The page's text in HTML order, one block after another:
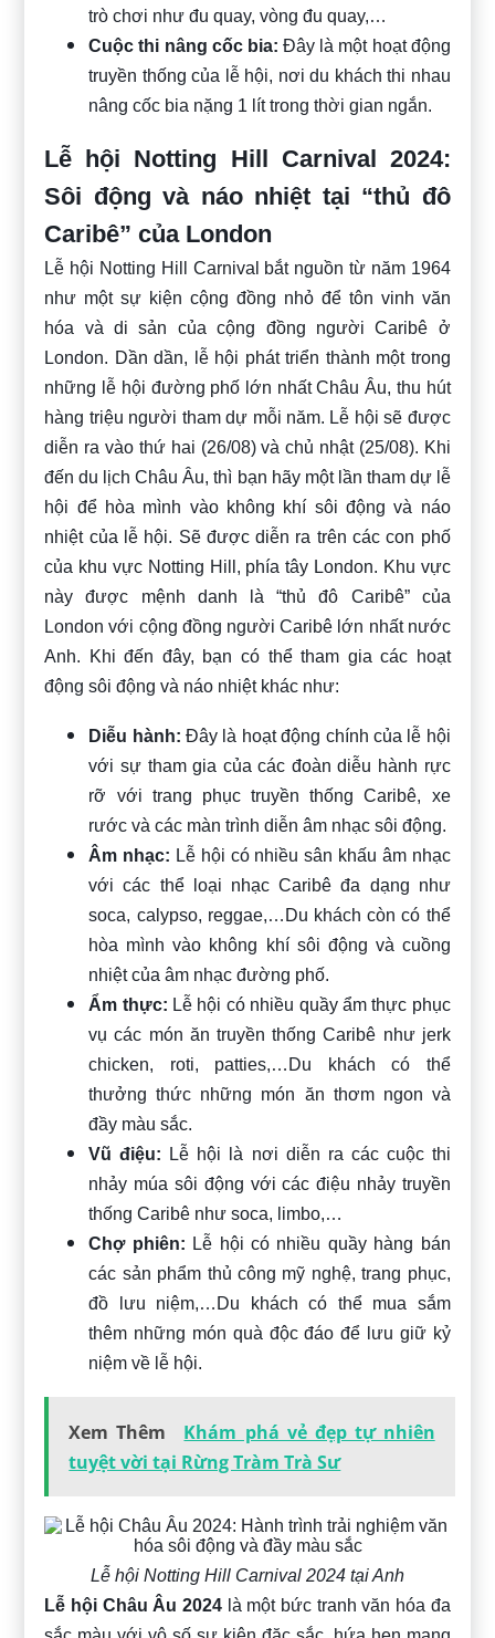
trò chơi như đu quay, vòng đu quay,…
Cuộc thi nâng cốc bia: Đây là một hoạt động
truyền thống của lễ hội, nơi du khách thi nhau
nâng cốc bia nặng 1 lít trong thời gian ngắn.
Lễ hội Notting Hill Carnival 2024:
Sôi động và náo nhiệt tại “thủ đô
Caribê” của London
Lễ hội Notting Hill Carnival bắt nguồn từ năm 1964
như một sự kiện cộng đồng nhỏ để tôn vinh văn
hóa và di sản của cộng đồng người Caribê ở
London. Dần dần, lễ hội phát triển thành một trong
những lễ hội đường phố lớn nhất Châu Âu, thu hút
hàng triệu người tham dự mỗi năm. Lễ hội sẽ được
diễn ra vào thứ hai (26/08) và chủ nhật (25/08). Khi
đến du lịch Châu Âu, thì bạn hãy một lần tham dự lễ
hội để hòa mình vào không khí sôi động và náo
nhiệt của lễ hội. Sẽ được diễn ra trên các con phố
của khu vực Notting Hill, phía tây London. Khu vực
này được mệnh danh là “thủ đô Caribê” của
London với cộng đồng người Caribê lớn nhất nước
Anh. Khi đến đây, bạn có thể tham gia các hoạt
động sôi động và náo nhiệt khác như:
Diễu hành: Đây là hoạt động chính của lễ hội
với sự tham gia của các đoàn diễu hành rực
rỡ với trang phục truyền thống Caribê, xe
rước và các màn trình diễn âm nhạc sôi động.
Âm nhạc: Lễ hội có nhiều sân khấu âm nhạc
với các thể loại nhạc Caribê đa dạng như
soca, calypso, reggae,…Du khách còn có thể
hòa mình vào không khí sôi động và cuồng
nhiệt của âm nhạc đường phố.
Ẩm thực: Lễ hội có nhiều quầy ẩm thực phục
vụ các món ăn truyền thống Caribê như jerk
chicken, roti, patties,…Du khách có thể
thưởng thức những món ăn thơm ngon và
đầy màu sắc.
Vũ điệu: Lễ hội là nơi diễn ra các cuộc thi
nhảy múa sôi động với các điệu nhảy truyền
thống Caribê như soca, limbo,…
Chợ phiên: Lễ hội có nhiều quầy hàng bán
các sản phẩm thủ công mỹ nghệ, trang phục,
đồ lưu niệm,…Du khách có thể mua sắm
thêm những món quà độc đáo để lưu giữ kỷ
niệm về lễ hội.
Xem Thêm
Khám phá vẻ đẹp tự nhiên
tuyệt vời tại Rừng Tràm Trà Sư
Lễ hội Notting Hill Carnival 2024 tại Anh
Lễ hội Châu Âu 2024 là một bức tranh văn hóa đa